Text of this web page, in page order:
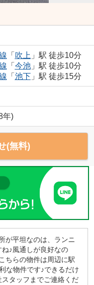
「 吹上 」駅 徒歩10分
「 今池」駅 徒歩10分
「 池下」駅 徒歩15分
年)
(無料)
が平坦なのは、ランニ
♪風通しが良好なの
ちらの物件は周辺に駅
な物件です♪できるだけ
タッフまでご連絡くだ